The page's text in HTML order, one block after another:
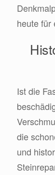
heute für
Ist die
die
und